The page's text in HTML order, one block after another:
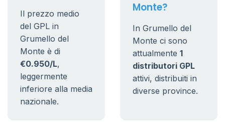
Il prezzo medio
del GPL in
Grumello del
Monte è di
€0.950/L,
leggermente
inferiore alla media
nazionale.
Monte?
In Grumello del
Monte ci sono
attualmente 1
distributori GPL
attivi, distribuiti in
diverse province.